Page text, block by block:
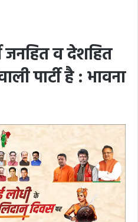
जनहित व देशहित
पार्टी है : भावना